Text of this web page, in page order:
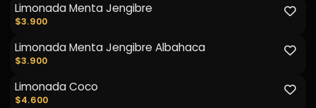
Limonada Menta Jengibre
$3.900
Limonada Menta Jengibre Albahaca
$3.900
Limonada Coco
$4.600